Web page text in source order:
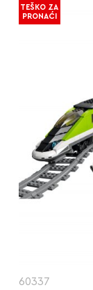
60337
TEŠKO ZA
PRONAĆI